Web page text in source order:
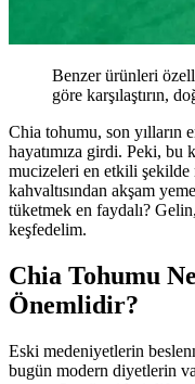
Benzer ürünleri
göre karşılaştırın,
Chia tohumu, son yılların
hayatımıza girdi. Peki, bu
mucizeleri en etkili şekilde
kahvaltısından akşam
tüketmek en faydalı?
keşfedelim.
Chia Tohumu
Önemlidir?
Eski medeniyetlerin
bugün modern diyetlerin